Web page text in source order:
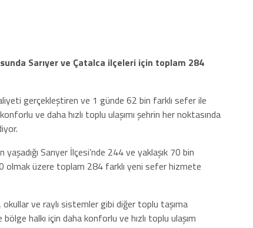
Sarıyer ve Çatalca ilçeleri için toplam 284
gerçekleştiren ve 1 günde 62 bin farklı sefer ile
ve daha hızlı toplu ulaşımı şehrin her noktasında
Sarıyer İlçesi’nde 244 ve yaklaşık 70 bin
olmak üzere toplam 284 farklı yeni sefer hizmete
okullar ve raylı sistemler gibi diğer toplu taşıma
halkı için daha konforlu ve hızlı toplu ulaşım